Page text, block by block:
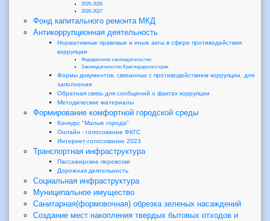
2025-2026
2026-2027
Фонд капитального ремонта МКД
Антикоррупционная деятельность
Нормативные правовые и иные акты в сфере противодействия
коррупции
Федеральное законодательство
Законодательство Краснодарского края
Формы документов, связанных с противодействием коррупции, для
заполнения
Обратная связь для сообщений о фактах коррупции
Методические материалы
Формирование комфортной городской среды
Конкурс "Малые города"
Онлайн - голосование ФКГС
Интернет-голосование 2023
Транспортная инфраструктура
Пассажирские перевозки
Дорожная деятельность
Социальная инфраструктура
Муниципальное имущество
Санитарная(формовочная) обрезка зеленых насаждений
Создание мест накопления твердых бытовых отходов и